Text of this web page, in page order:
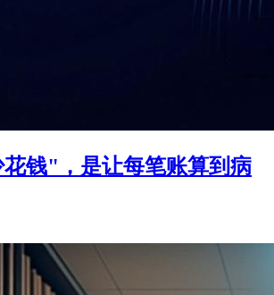
钱"，是让每笔账算到病